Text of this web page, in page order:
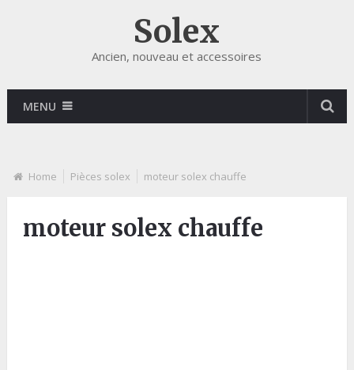
Solex
Ancien, nouveau et accessoires
MENU
Home Pièces solex moteur solex chauffe
moteur solex chauffe